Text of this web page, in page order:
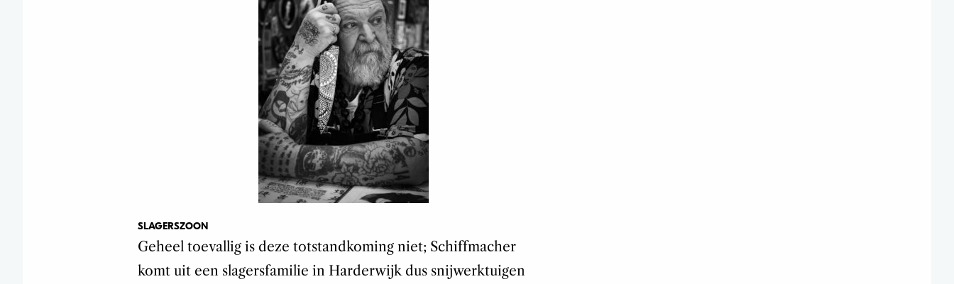
SLAGERSZOON
Geheel toevallig is deze totstandkoming niet; Schiffmacher
komt uit een slagersfamilie in Harderwijk dus snijwerktuigen